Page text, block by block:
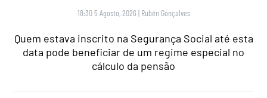
18:30 5 Agosto, 2026 | Rubén Gonçalves
Quem estava inscrito na Segurança Social até esta
data pode beneficiar de um regime especial no
cálculo da pensão